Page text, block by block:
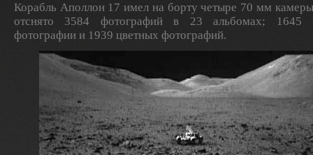
Корабль Аполлон 17 имел на борту четыре 70 мм
отснято 3584 фотографий в 23 альбомах; 1645
фотографии и 1939 цветных фотографий.